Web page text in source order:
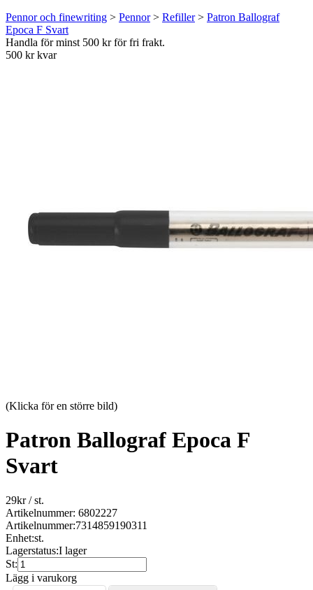
Pennor och finewriting > Pennor> Refiller> Patron Ballograf
Epoca F Svart
Handla för minst 500 kr för fri frakt.
500 kr kvar
(Klicka för en större bild)
Patron Ballograf Epoca F
Svart
29kr/ st.
Artikelnummer: 6802227
Artikelnummer:7314859190311
Enhet:st.
Lagerstatus:I lager
St:
Lägg i varukorg